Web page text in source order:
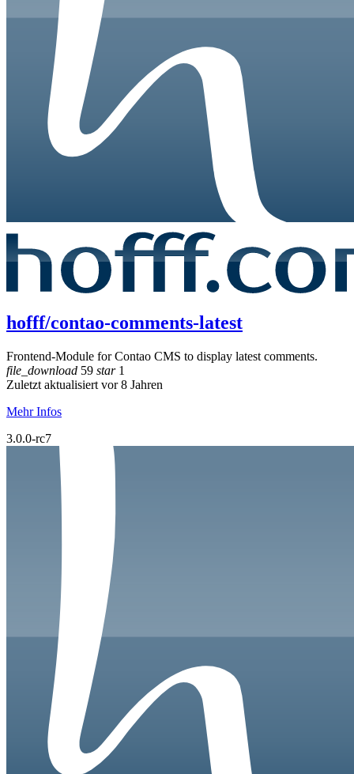
hofff/contao-comments-latest
Frontend-Module for Contao CMS to display latest comments.
file_download 59 star1
Zuletzt aktualisiert vor 8 Jahren
Mehr Infos
3.0.0-rc7